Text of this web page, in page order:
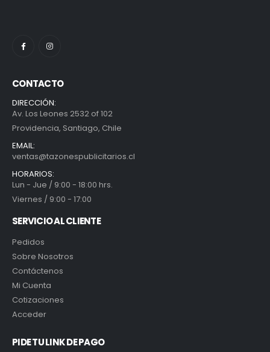
CONTACTO
DIRECCIÓN:
Av. Los Leones 2532 of 102
Providencia, Santiago, Chile
EMAIL:
ventas@tazonespublicitarios.cl
HORARIOS:
Lun - Jue / 9:00 - 18:00 hrs.
Viernes / 9:00 - 17:00
SERVICIO AL CLIENTE
Pedidos
Sobre Nosotros
Contáctenos
Mi Cuenta
Cotizaciones
Acceder
PIDE TU LINK DE PAGO